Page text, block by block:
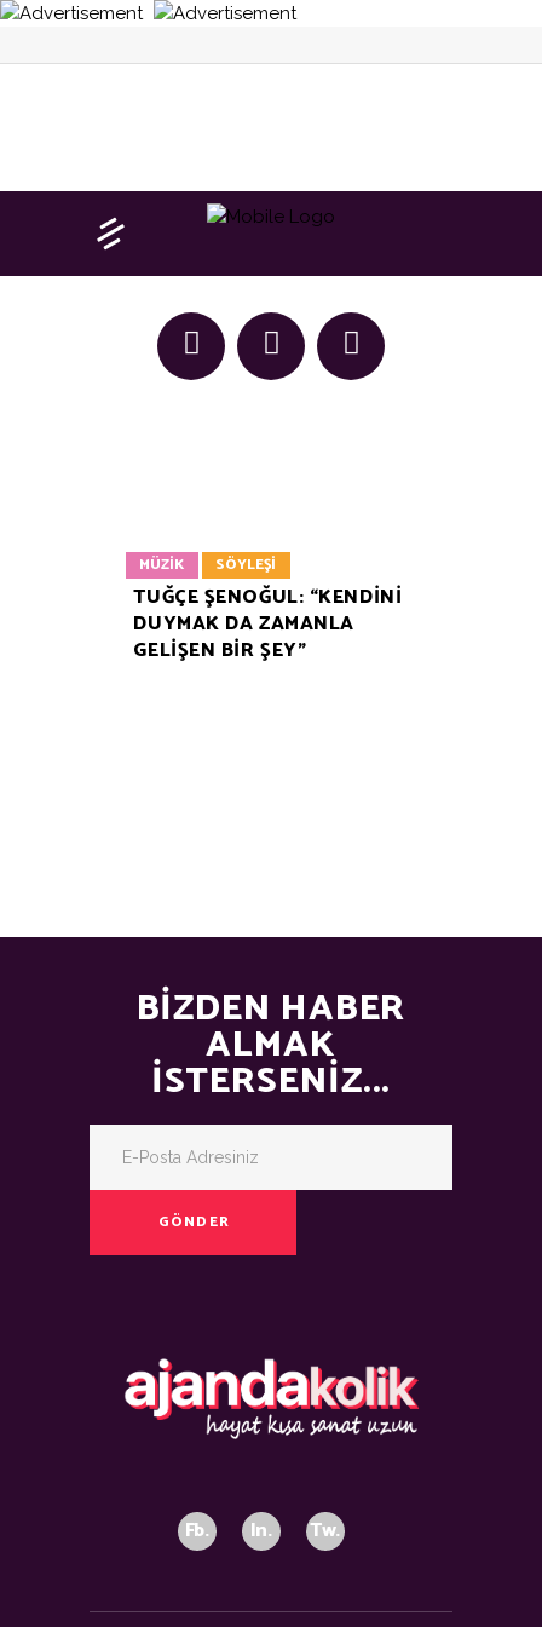
MÜZIK SÖYLEŞI
TUĞÇE ŞENOĞUL: “KENDİNİ
DUYMAK DA ZAMANLA
GELİŞEN BİR ŞEY”
BIZDEN HABER
ALMAK
İSTERSENIZ...
GÖNDER
Fb. In. Tw.